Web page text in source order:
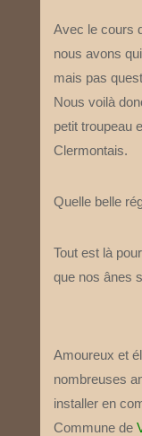
Avec le cours
nous avons
mais pas
Nous voilà
petit troupeau
Clermontais.
Quelle belle
Tout est là
que nos ânes
Amoureux et
nombreuses
installer en
Commune de